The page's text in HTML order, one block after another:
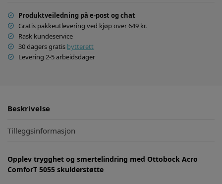
Produktveiledning på e-post og chat
Gratis pakkeutlevering ved kjøp over 649 kr.
Rask kundeservice
30 dagers gratis bytterett
Levering 2-5 arbeidsdager
Beskrivelse
Tilleggsinformasjon
Opplev trygghet og smertelindring med Ottobock Acro
ComforT 5055 skulderstøtte